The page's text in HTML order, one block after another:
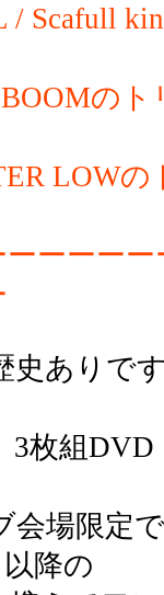
/ Scafull
の
LOW
ーーー
史ありで
3枚組
会場限定
降の